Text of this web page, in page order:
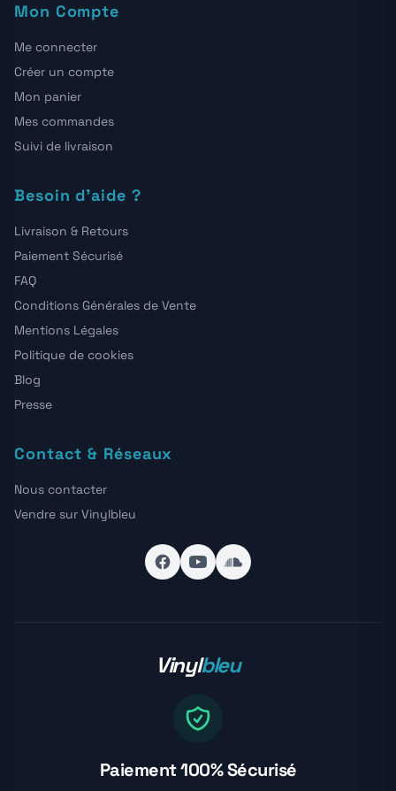
Mon Compte
Me connecter
Créer un compte
Mon panier
Mes commandes
Suivi de livraison
Besoin d'aide ?
Livraison & Retours
Paiement Sécurisé
FAQ
Conditions Générales de Vente
Mentions Légales
Politique de cookies
Blog
Presse
Contact & Réseaux
Nous contacter
Vendre sur Vinylbleu
Vinylbleu
Paiement 100% Sécurisé